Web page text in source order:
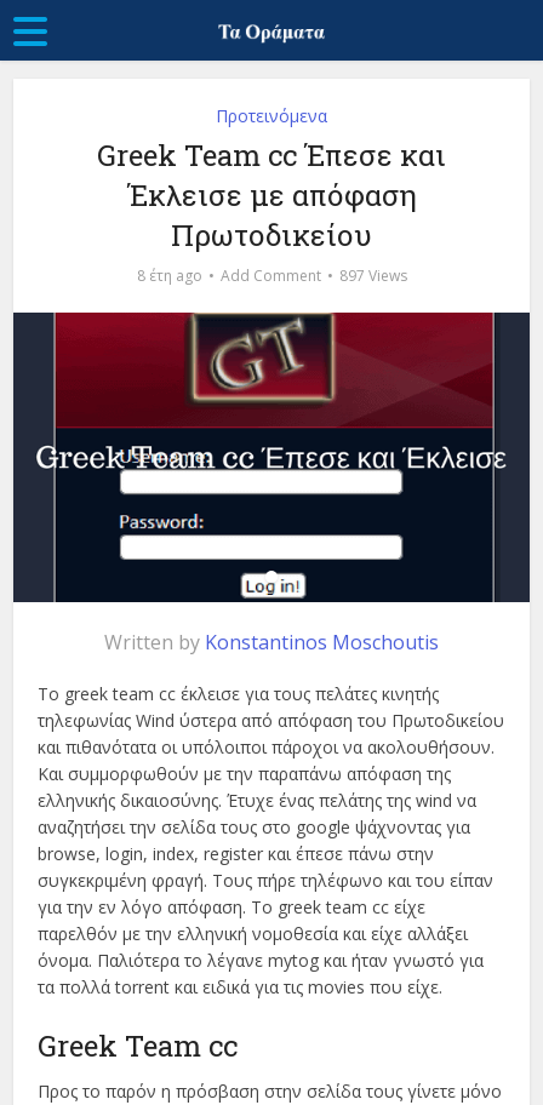
Προτεινόμενα
Greek Team cc Έπεσε και
Έκλεισε με απόφαση
Πρωτοδικείου
8 έτη ago Add Comment 897 Views
Written by Konstantinos Moschoutis
Το greek team cc έκλεισε για τους πελάτες κινητής
τηλεφωνίας Wind ύστερα από απόφαση του Πρωτοδικείου
και πιθανότατα οι υπόλοιποι πάροχοι να ακολουθήσουν.
Και συμμορφωθούν με την παραπάνω απόφαση της
ελληνικής δικαιοσύνης. Έτυχε ένας πελάτης της wind να
αναζητήσει την σελίδα τους στο google ψάχνοντας για
browse, login, index, register και έπεσε πάνω στην
συγκεκριμένη φραγή. Τους πήρε τηλέφωνο και του είπαν
για την εν λόγο απόφαση. Το greek team cc είχε
παρελθόν με την ελληνική νομοθεσία και είχε αλλάξει
όνομα. Παλιότερα το λέγανε mytog και ήταν γνωστό για
τα πολλά torrent και ειδικά για τις movies που είχε.
Greek Team cc
Προς το παρόν η πρόσβαση στην σελίδα τους γίνετε μόνο